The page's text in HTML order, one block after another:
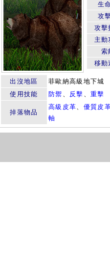
生
攻
攻擊
主動
索
移動
出沒地區
菲歐納高級地下城
使用技能
防禦 、 反擊 、重擊
掉落物品
高級皮革、 優質皮
軸